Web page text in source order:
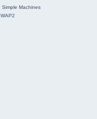
Simple Machines
WAP2